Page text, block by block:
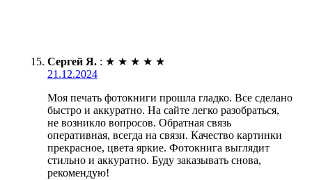
Сергей Я. : ★ ★ ★ ★ ★
21.12.2024
Моя печать фотокниги прошла гладко. Все сделано
быстро и аккуратно. На сайте легко разобраться,
не возникло вопросов. Обратная связь
оперативная, всегда на связи. Качество картинки
прекрасное, цвета яркие. Фотокнига выглядит
стильно и аккуратно. Буду заказывать снова,
рекомендую!